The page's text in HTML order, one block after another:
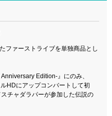
ファーストライブを単独商品とし
Edition-』にのみ、
HDにアップコンバートして初
チャダラパーが参加した伝説の